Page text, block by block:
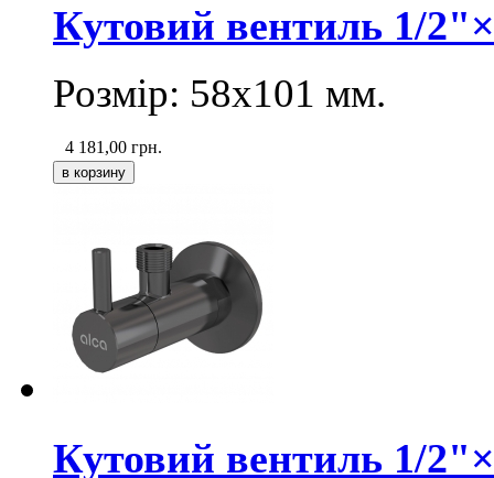
Кутовий вентиль 1/
Розмір: 58х101 мм.
4 181,00 грн.
Кутовий вентиль 1/